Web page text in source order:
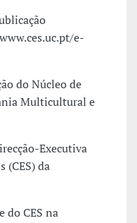
e-
do Núcleo de
Multicultural e
Executiva
(CES) da
do CES na